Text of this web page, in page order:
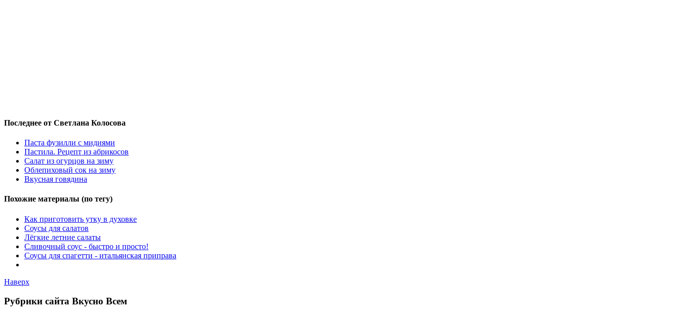
Последнее от Светлана Колосова
Паста фузилли с мидиями
Пастила. Рецепт из абрикосов
Салат из огурцов на зиму
Облепиховый сок на зиму
Вкусная говядина
Похожие материалы (по тегу)
Как приготовить утку в духовке
Соусы для салатов
Лёгкие летние салаты
Сливочный соус - быстро и просто!
Соусы для спагетти - итальянская приправа
Наверх
Рубрики сайта Вкусно Всем